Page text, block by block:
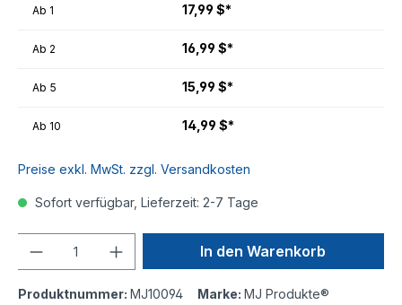
Ab 1 17,99 $*
Ab 2 16,99 $*
Ab 5 15,99 $*
Ab 10 14,99 $*
Preise exkl. MwSt. zzgl. Versandkosten
Sofort verfügbar, Lieferzeit: 2-7 Tage
In den Warenkorb
Produktnummer: MJ10094 Marke: MJ Produkte®